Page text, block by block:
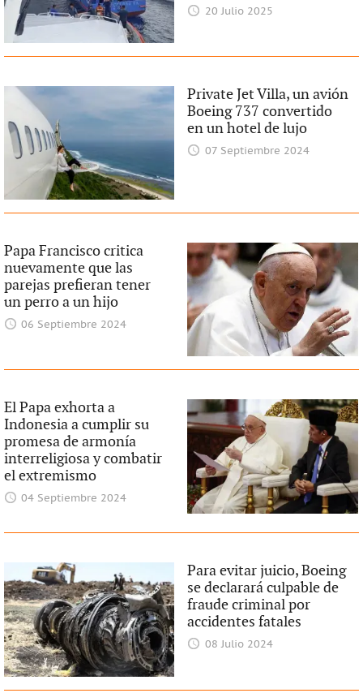
20 Julio 2025
Private Jet Villa, un avión
Boeing 737 convertido
en un hotel de lujo
07 Septiembre 2024
Papa Francisco critica
nuevamente que las
parejas prefieran tener
un perro a un hijo
06 Septiembre 2024
El Papa exhorta a
Indonesia a cumplir su
promesa de armonía
interreligiosa y combatir
el extremismo
04 Septiembre 2024
Para evitar juicio, Boeing
se declarará culpable de
fraude criminal por
accidentes fatales
08 Julio 2024